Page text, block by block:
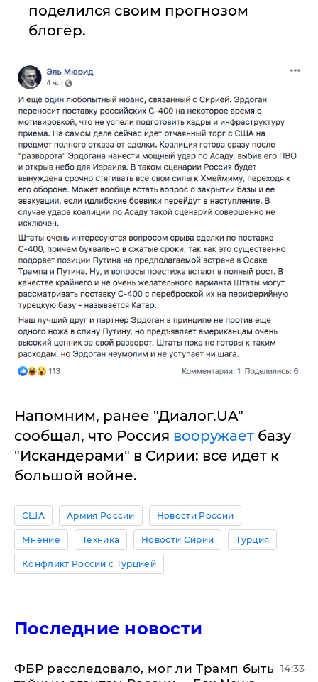
поделился своим прогнозом
блогер.
Напомним, ранее "Диалог.UA"
сообщал, что Россия вооружает базу
"Искандерами" в Сирии: все идет к
большой войне.
США Армия России Новости России
Мнение Техника Новости Сирии Турция
Конфликт России с Турцией
Последние новости
ФБР расследовало, мог ли Трамп быть 14:33